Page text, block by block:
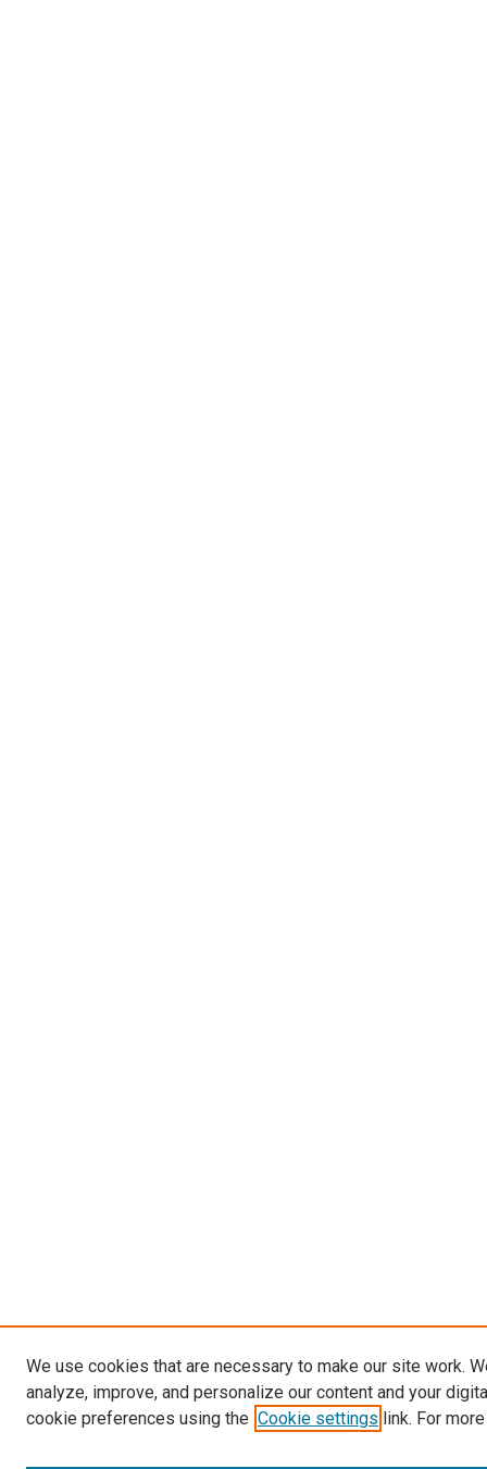
We use cookies that are necessary to make our site work.
analyze, improve, and personalize our content and your
cookie preferences using the Cookie settings link. For